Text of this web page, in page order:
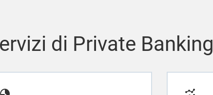
di Private Banking